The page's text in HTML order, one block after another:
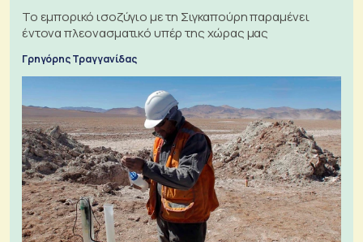
Το εμπορικό ισοζύγιο με τη Σιγκαπούρη παραμένει
έντονα πλεονασματικό υπέρ της χώρας μας
Γρηγόρης Τραγγανίδας